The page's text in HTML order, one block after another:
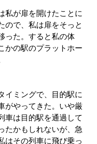
私が扉を開けたことに
ので、私は扉をそっと
った。すると私の体
かの駅のプラットホー
イミングで、目的駅に
がやってきた。いや厳
車は目的駅を通過して
たかもしれないが、急
はその列車に飛び乗っ